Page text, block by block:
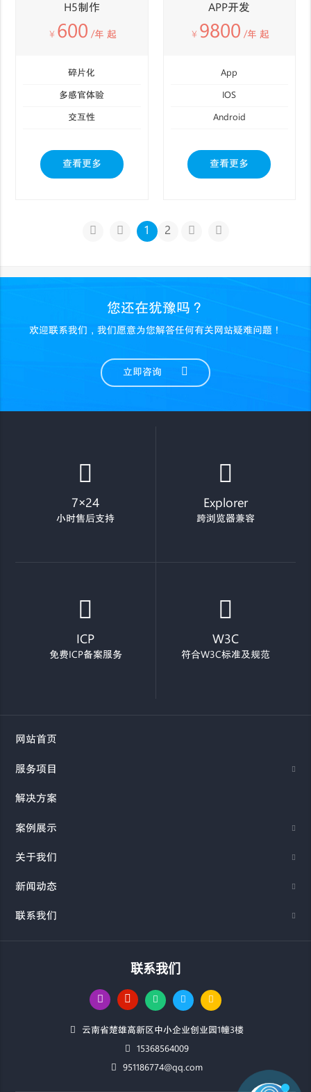
H5制作
￥ 600 /年 起
碎片化
多感官体验
交互性
查看更多
APP开发
￥ 9800 /年 起
App
IOS
Android
查看更多
1 2
您还在犹豫吗？
欢迎联系我们，我们愿意为您解答任何有关网站疑难问题！
立即咨询
7×24
小时售后支持
Explorer
跨浏览器兼容
ICP
免费ICP备案服务
W3C
符合W3C标准及规范
网站首页
服务项目
解决方案
案例展示
关于我们
新闻动态
联系我们
联系我们
云南省楚雄高新区中小企业创业园1幢3楼
15368564009
951186774@qq.com